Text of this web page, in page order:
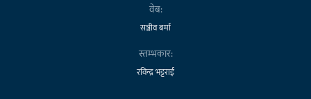
वेब:
सञ्जीव बर्मा
स्तम्भकार:
रविन्द्र भट्टराई